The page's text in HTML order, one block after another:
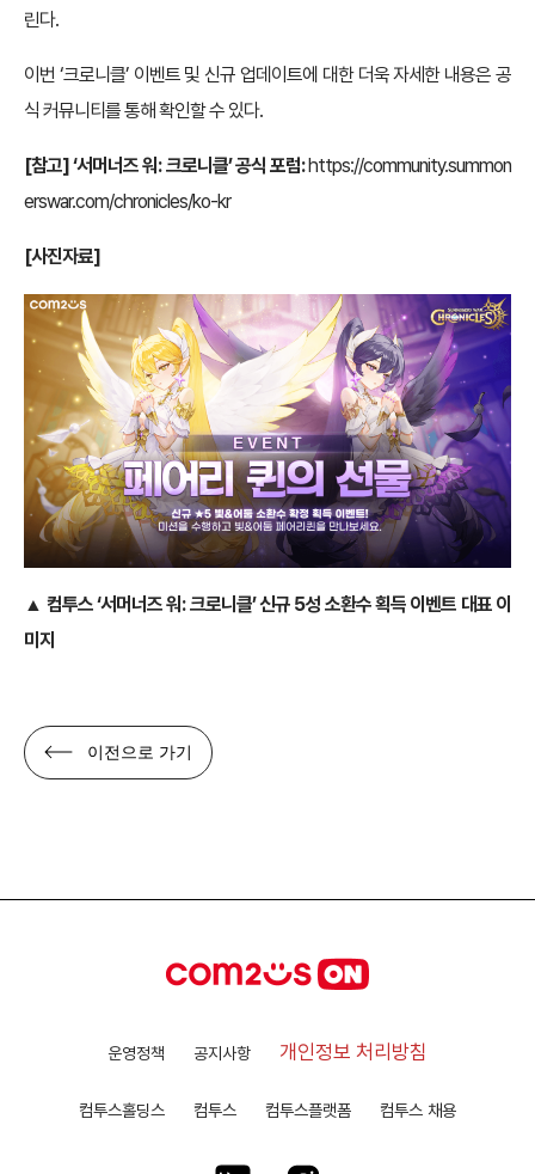
린다.
이번 ‘크로니클’ 이벤트 및 신규 업데이트에 대한 더욱 자세한 내용은 공
식 커뮤니티를 통해 확인할 수 있다.
[참고] ‘서머너즈 워: 크로니클’ 공식 포럼:https://community.summon
erswar.com/chronicles/ko-kr
[사진자료]
▲ 컴투스 ‘서머너즈 워: 크로니클’ 신규 5성 소환수 획득 이벤트 대표 이
미지
이전으로 가기
운영정책 공지사항 개인정보 처리방침
컴투스홀딩스 컴투스 컴투스플랫폼 컴투스 채용